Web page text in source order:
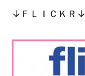
↓ＦＬＩＣＫＲ↓